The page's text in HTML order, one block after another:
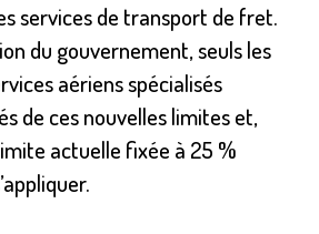
services de transport de fret.
du gouvernement, seuls les
aériens spécialisés
de ces nouvelles limites et,
actuelle fixée à 25 %